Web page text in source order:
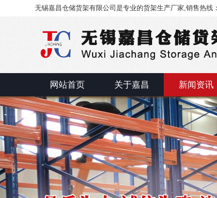
无锡嘉昌仓储货架有限公司是专业的货架生产厂家,销售热线
网站首页 关于嘉昌 新闻资讯